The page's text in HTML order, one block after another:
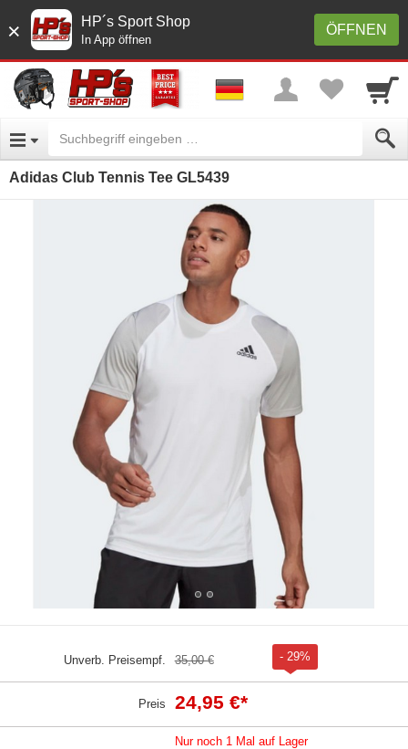
× ÖFFNEN
HP´s Sport Shop
In App öffnen
Adidas Club Tennis Tee GL5439
Unverb. Preisempf. 35,00 € - 29%
Preis 24,95 €*
Nur noch 1 Mal auf Lager